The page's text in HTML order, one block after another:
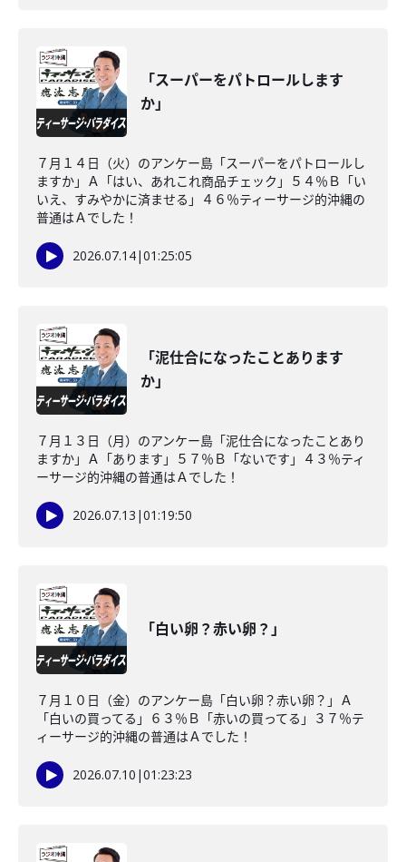
「スーパーをパトロールします
か」
７月１４日（火）のアンケー島「スーパーをパトロールし
ますか」Ａ「はい、あれこれ商品チェック」５４％Ｂ「い
いえ、すみやかに済ませる」４６％ティーサージ的沖縄の
普通はＡでした！
2026.07.14|01:25:05
「泥仕合になったことあります
か」
７月１３日（月）のアンケー島「泥仕合になったことあり
ますか」Ａ「あります」５７％Ｂ「ないです」４３％ティ
ーサージ的沖縄の普通はＡでした！
2026.07.13 |01:19:50
「白い卵？赤い卵？」
７月１０日（金）のアンケー島「白い卵？赤い卵？」Ａ
「白いの買ってる」６３％Ｂ「赤いの買ってる」３７％テ
ィーサージ的沖縄の普通はＡでした！
2026.07.10 |01:23:23